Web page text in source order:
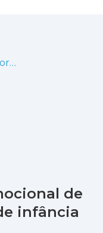
ESELx - Escola Superior de Educação de Lisboa
de
infância